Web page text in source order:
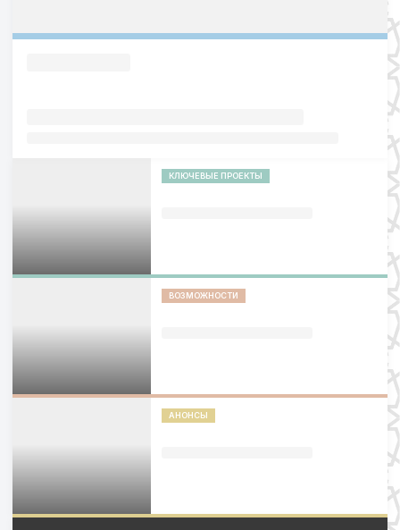
КЛЮЧЕВЫЕ ПРОЕКТЫ
ВОЗМОЖНОСТИ
АНОНСЫ